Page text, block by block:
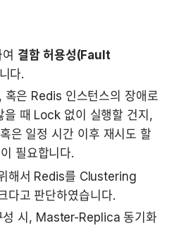
결함 허용성(Fault
다.
은 Redis 인스턴스의 장애로
을 때 Lock 없이 실행할 건지,
은 일정 시간 이후 재시도 할
필요합니다.
해서 Redis를 Clustering
다고 판단하였습니다.
시, Master-Replica 동기화